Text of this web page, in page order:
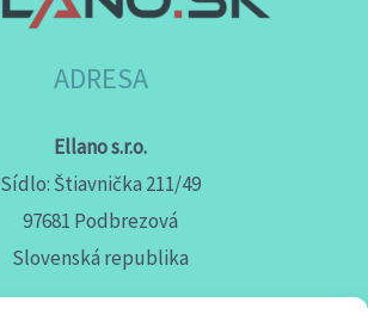
ADRESA
Ellano s.r.o.
Sídlo: Štiavnička 211/49
97681 Podbrezová
Slovenská republika